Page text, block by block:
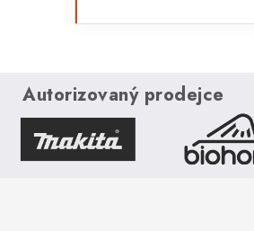
Autorizovaný prodejce